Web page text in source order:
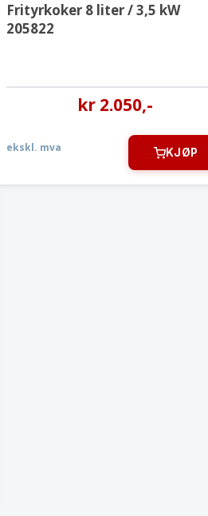
Frityrkoker 8 liter / 3,5 kW
205822
kr2.050,-
ekskl. mva KJØP